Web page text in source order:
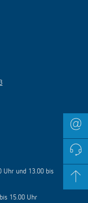
Uhr und 13.00 bis
15.00 Uhr